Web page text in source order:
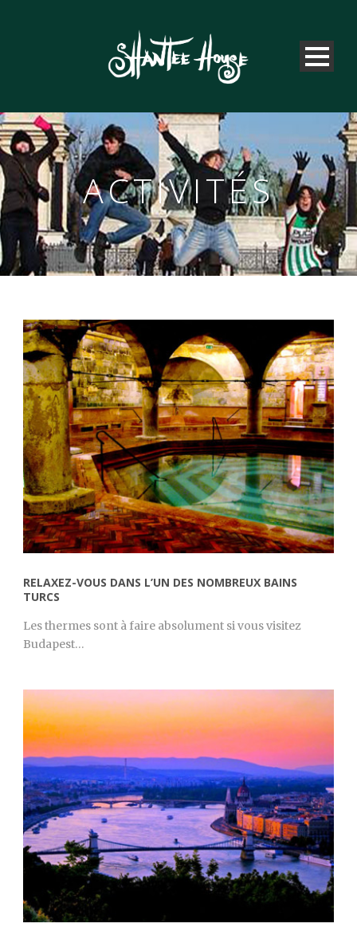
ACTIVITÉS
RELAXEZ-VOUS DANS L’UN DES NOMBREUX BAINS
TURCS
Les thermes sont à faire absolument si vous visitez
Budapest…